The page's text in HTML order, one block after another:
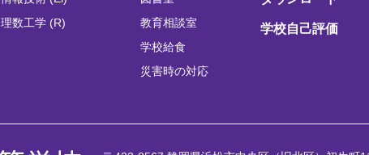
理数工学 (R)
教育相談室
学校給食
災害時の対応
学校自己評価